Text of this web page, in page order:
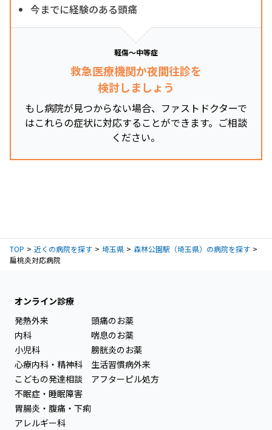
今までに経験のある頭痛
軽傷～中等症
救急医療機関か夜間往診を
検討しましょう
もし病院が見つからない場合、ファストドクターで
はこれらの症状に対応することができます。ご相談
ください。
TOP 近くの病院を探す 埼玉県
森林公園駅（埼玉県）の病院を探す
扁桃炎対応病院
オンライン診療
発熱外来
内科
小児科
心療内科・精神科
こどもの発達相談
不眠症・睡眠障害
胃腸炎・腹痛・下痢
アレルギー科
頭痛のお薬
喘息のお薬
膀胱炎のお薬
生活習慣病外来
アフターピル処方